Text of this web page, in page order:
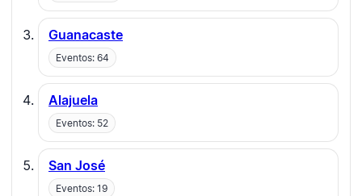
Guanacaste
Eventos: 64
Alajuela
Eventos: 52
San José
Eventos: 19